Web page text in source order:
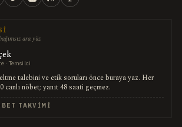
ara yüz
· Temsilci
talebini ve etik soruları önce buraya yaz. Her
canlı nöbet; yanıt 48 saati geçmez.
TAKVIMI